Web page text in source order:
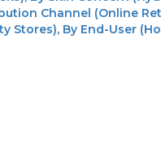
Channel (Online
By End-User